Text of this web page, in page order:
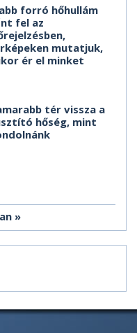
forró hőhullám
fel az
mutatjuk,
ér el minket
tér vissza a
hőség, mint